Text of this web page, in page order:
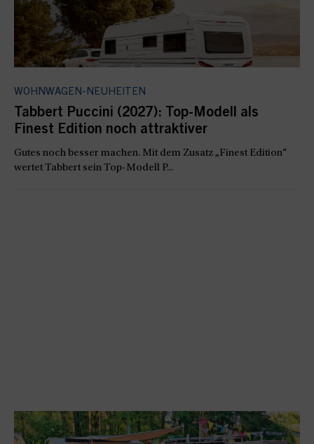
WOHNWAGEN-NEUHEITEN
Tabbert Puccini (2027): Top-Modell als
Finest Edition noch attraktiver
Gutes noch besser machen. Mit dem Zusatz „Finest Edition“
wertet Tabbert sein Top-Modell P...